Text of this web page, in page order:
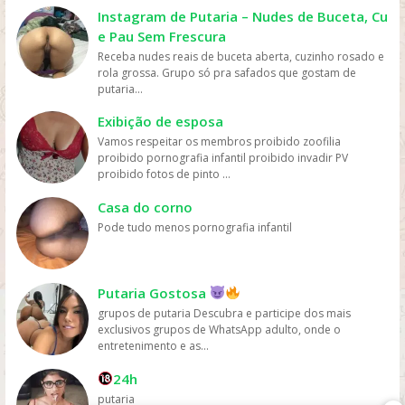
cinema ou comprar DVDs, tornando mais fácil para as
pessoas assistirem filmes sem gastar muito dinheiro.
Personalização: os serviços de streaming geralmente
oferecem recomendações personalizadas com base
nos gostos dos usuários, permitindo que eles
descubram novos filmes e programas que possam
filmes online. Em resumo, os filmes são mais assistidos
online devido à sua conveniência, variedade, acesso
fácil, preços acessíveis e personalização, oferecidos
pelas plataformas de streaming.
Instagram de Putaria – Nudes de Buceta, Cu
e Pau Sem Frescura
Receba nudes reais de buceta aberta, cuzinho rosado e
rola grossa. Grupo só pra safados que gostam de
putaria...
Exibição de esposa
Vamos respeitar os membros proibido zoofilia
proibido pornografia infantil proibido invadir PV
proibido fotos de pinto ...
Casa do corno
Pode tudo menos pornografia infantil
Putaria Gostosa
grupos de putaria Descubra e participe dos mais
exclusivos grupos de WhatsApp adulto, onde o
entretenimento e as...
24h
putaria